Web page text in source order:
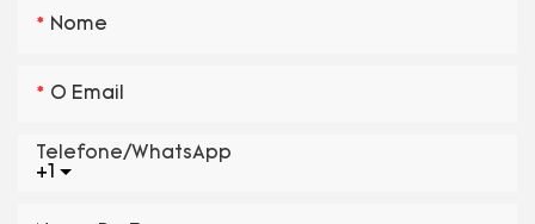
Nome
O Email
+1
Telefone/WhatsApp